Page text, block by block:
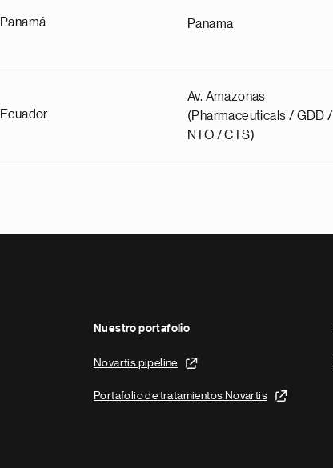
Panamá Panama
Ecuador
Av. Amazonas
(Pharmaceuticals / GDD /
NTO / CTS)
Nuestro portafolio
Novartis pipeline
Portafolio de tratamientos Novartis